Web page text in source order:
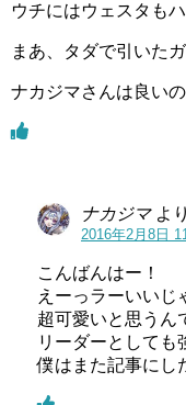
ウチにはウェスタも
まあ、タダで引いた
ナカジマさんは良い
ナカジマ よ
2016年2月8日
こんばんはー！
えーっラーいいじ
超可愛いと思うん
リーダーとしても
僕はまた記事にし